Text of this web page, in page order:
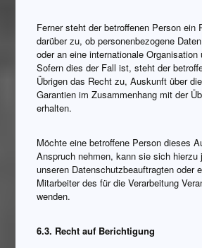
Ferner steht der betroffenen Person ein
darüber zu, ob personenbezogene
oder an eine internationale Organisation
Sofern dies der Fall ist, steht der
Übrigen das Recht zu, Auskunft über
Garantien im Zusammenhang mit der
erhalten.
Möchte eine betroffene Person dieses
Anspruch nehmen, kann sie sich hierzu
unseren Datenschutzbeauftragten oder
Mitarbeiter des für die Verarbeitung
wenden.
6.3. Recht auf Berichtigung